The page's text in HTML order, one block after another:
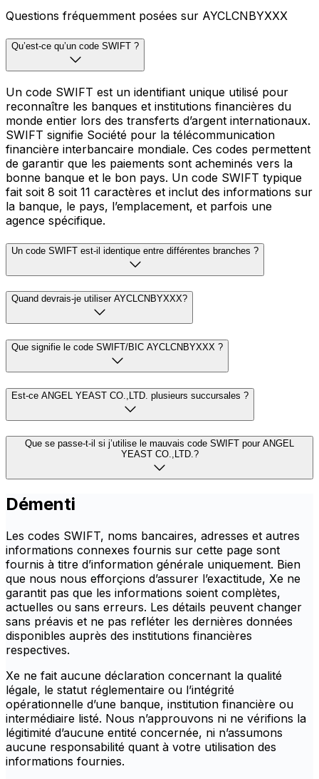
Questions fréquemment posées sur AYCLCNBYXXX
Qu’est-ce qu’un code SWIFT ?
Un code SWIFT est un identifiant unique utilisé pour
reconnaître les banques et institutions financières du
monde entier lors des transferts d’argent internationaux.
SWIFT signifie Société pour la télécommunication
financière interbancaire mondiale. Ces codes permettent
de garantir que les paiements sont acheminés vers la
bonne banque et le bon pays. Un code SWIFT typique
fait soit 8 soit 11 caractères et inclut des informations sur
la banque, le pays, l’emplacement, et parfois une
agence spécifique.
Un code SWIFT est-il identique entre différentes branches ?
Quand devrais-je utiliser AYCLCNBYXXX?
Que signifie le code SWIFT/BIC AYCLCNBYXXX ?
Est-ce ANGEL YEAST CO.,LTD. plusieurs succursales ?
Que se passe-t-il si j’utilise le mauvais code SWIFT pour ANGEL
YEAST CO.,LTD.?
Démenti
Les codes SWIFT, noms bancaires, adresses et autres
informations connexes fournis sur cette page sont
fournis à titre d’information générale uniquement. Bien
que nous nous efforçions d’assurer l’exactitude, Xe ne
garantit pas que les informations soient complètes,
actuelles ou sans erreurs. Les détails peuvent changer
sans préavis et ne pas refléter les dernières données
disponibles auprès des institutions financières
respectives.
Xe ne fait aucune déclaration concernant la qualité
légale, le statut réglementaire ou l’intégrité
opérationnelle d’une banque, institution financière ou
intermédiaire listé. Nous n’approuvons ni ne vérifions la
légitimité d’aucune entité concernée, ni n’assumons
aucune responsabilité quant à votre utilisation des
informations fournies.